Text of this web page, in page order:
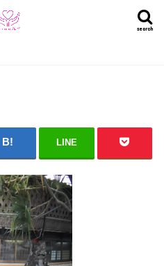
search
LINE